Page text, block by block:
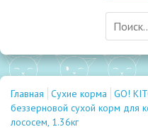
Главная Сухие корма
GO!
беззерновой сухой корм для
лососем, 1.36кг